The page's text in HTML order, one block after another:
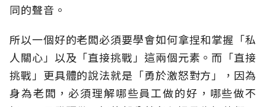
同的聲音。
所以一個好的老闆必須要學會如何拿捏和掌握「私
人關心」以及「直接挑戰」這兩個元素。而「直接
挑戰」更具體的說法就是「勇於激怒對方」，因為
身為老闆，必須理解哪些員工做的好，哪些做不